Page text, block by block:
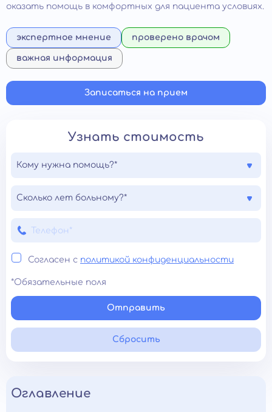
оказать помощь в комфортных для пациента условиях.
экспертное мнение проверено врачом
важная информация
Записаться на прием
Узнать стоимость
Кому нужна помощь?*
Сколько лет больному?*
Согласен с политикой конфиденциальности
*Обязательные поля
Отправить
Сбросить
Оглавление